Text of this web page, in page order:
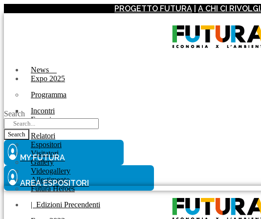
PROGETTO FUTURA |A CHI CI
News
Expo 2025
Programma
Incontri
Experience
Relatori
Espositori
Visitatori
Gallery
Videogallery
Allestimento
Futura Heroes
| Edizioni Precendenti
Search
Search
MY FUTURA
AREA ESPOSITORI